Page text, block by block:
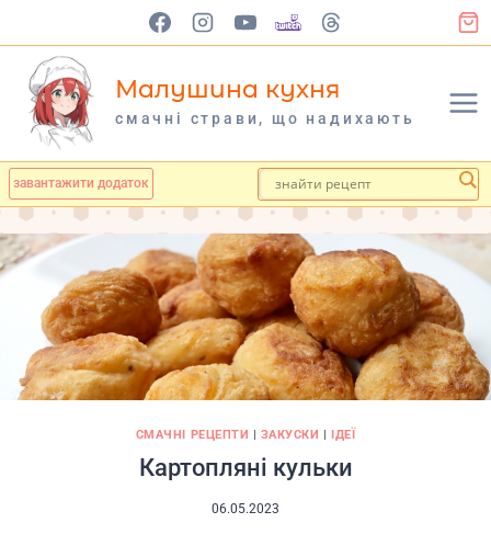
вмісту
Малушина кухня
cмачні страви, що надихають
завантажити додаток
СМАЧНІ РЕЦЕПТИ | ЗАКУСКИ |ІДЕЇ
Картопляні кульки
06.05.2023